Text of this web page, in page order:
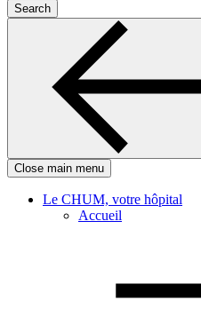
Search
Close main menu
Le CHUM, votre hôpital
Accueil